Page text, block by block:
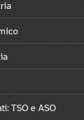
TSO e ASO